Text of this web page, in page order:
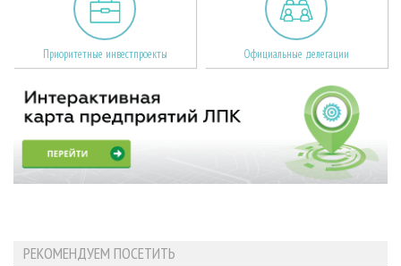
Приоритетные инвестпроекты Официальные делегации
РЕКОМЕНДУЕМ ПОСЕТИТЬ